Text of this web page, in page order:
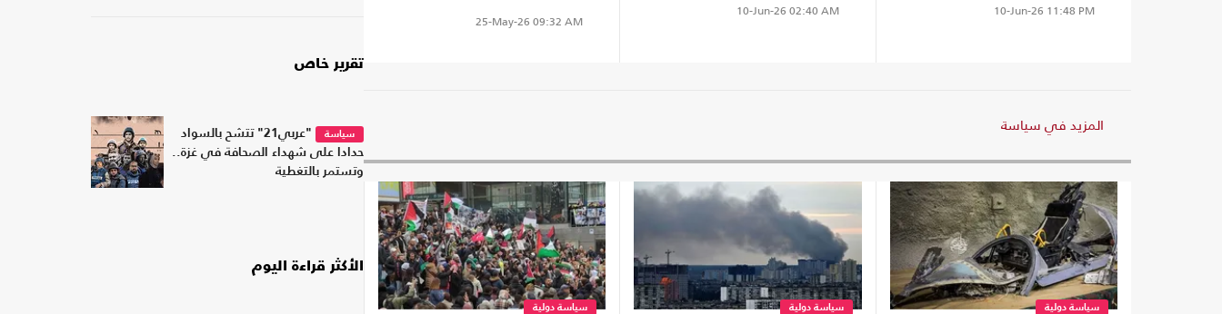
10-Jun-26 11:48 PM
10-Jun-26 02:40 AM
25-May-26 09:32 AM
المزيد في سياسة
سياسة دولية سياسة دولية سياسة دولية
تقرير خاص
سياسة
"عربي21" تتشح بالسواد
حدادا على شهداء الصحافة في غزة..
وتستمر بالتغطية
الأكثر قراءة اليوم